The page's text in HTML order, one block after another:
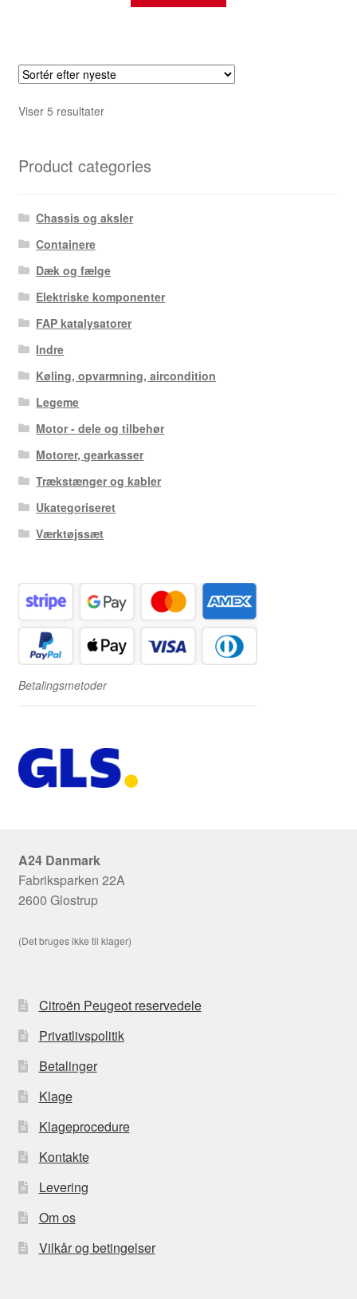
Viser 5 resultaterSorteret
Product categories
Chassis og aksler
Containere
Dæk og fælge
Elektriske komponenter
FAP katalysatorer
Indre
Køling, opvarmning, aircondition
Legeme
Motor - dele og tilbehør
Motorer, gearkasser
Trækstænger og kabler
Ukategoriseret
Værktøjssæt
Betalingsmetoder
A24 Danmark
Fabriksparken 22A
2600 Glostrup
(Det bruges ikke til klager)
Citroën Peugeot reservedele
Privatlivspolitik
Betalinger
Klage
Klageprocedure
Kontakte
Levering
Om os
Vilkår og betingelser